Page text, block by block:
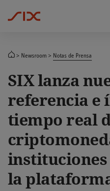
Newsroom Notas de Prensa
SIX lanza
referencia e
tiempo real
la